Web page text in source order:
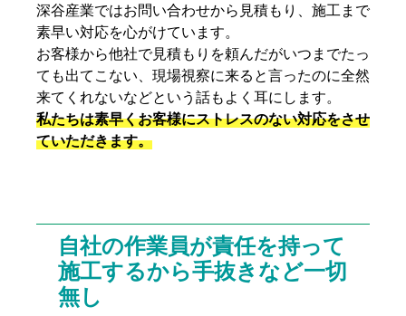
深谷産業ではお問い合わせから見積もり、施工まで
素早い対応を心がけています。
お客様から他社で見積もりを頼んだがいつまでたっ
ても出てこない、現場視察に来ると言ったのに全然
来てくれないなどという話もよく耳にします。
私たちは素早くお客様にストレスのない対応をさせ
ていただきます。
自社の作業員が責任を持って
施工するから手抜きなど一切
無し